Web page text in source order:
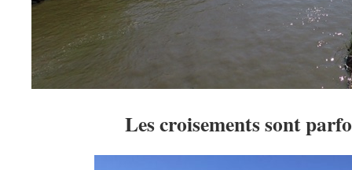
Les croisements sont